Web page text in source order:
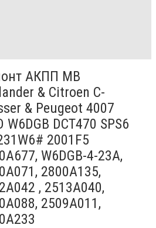
АКПП MB
& Citroen C-
& Peugeot 4007
W6DGB DCT470 SPS6
2001F5
W6DGB-4-23A,
2800A135,
, 2513A040,
2509A011,